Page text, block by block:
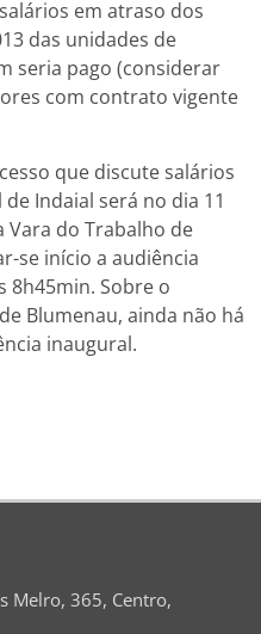
em atraso dos
das unidades de
seria pago (considerar
com contrato vigente
que discute salários
Indaial será no dia 11
Vara do Trabalho de
se início a audiência
8h45min. Sobre o
Blumenau, ainda não há
inaugural.
Melro, 365, Centro,